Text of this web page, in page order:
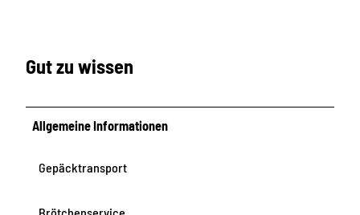
n
Gut zu wissen
Allgemeine Informationen
Gepäcktransport